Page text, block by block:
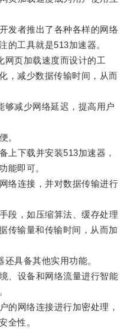
者推出了各种各样的网络
的工具就是513加速器。
页加载速度而设计的工
，减少数据传输时间，从而
减少网络延迟，提高用户
。
下载并安装513加速器，
能即可。
连接，并对数据传输进行
，如压缩算法、缓存处理
传输量和传输时间，从而加
具备其他实用功能。
设备和网络流量进行智能
网络连接进行加密处理，
全性。